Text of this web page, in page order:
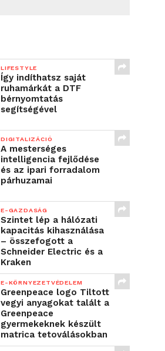
LIFESTYLE
Így indíthatsz saját
ruhamárkát a DTF
bérnyomtatás
segítségével
DIGITALIZÁCIÓ
A mesterséges
intelligencia fejlődése
és az ipari forradalom
párhuzamai
E-GAZDASÁG
Szintet lép a hálózati
kapacitás kihasználása
– összefogott a
Schneider Electric és a
Kraken
E-KÖRNYEZETVÉDELEM
Greenpeace logo Tiltott
vegyi anyagokat talált a
Greenpeace
gyermekeknek készült
matrica tetoválásokban